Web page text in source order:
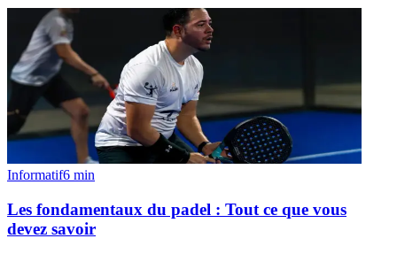
Informatif6 min
Les fondamentaux du padel : Tout ce que vous
devez savoir